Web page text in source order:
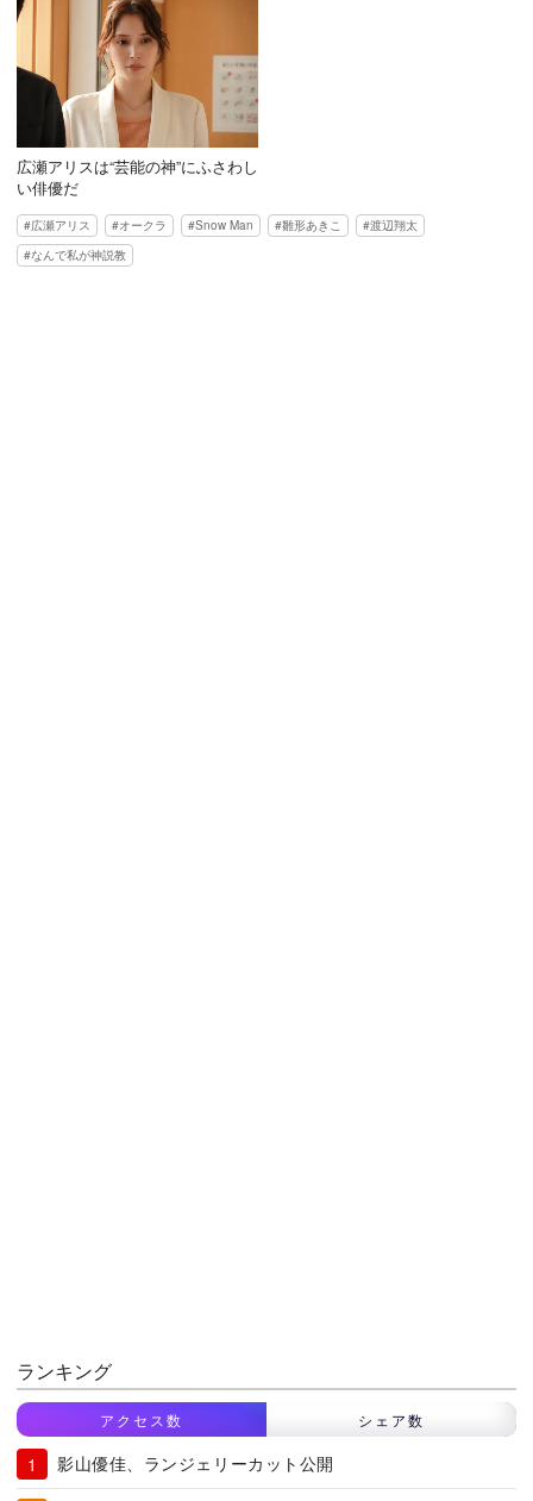
広瀬アリスは“芸能の神”にふさわし
い俳優だ
広瀬アリス オークラ Snow Man 雛形あきこ
渡辺翔太
なんで私が神説教
ランキング
アクセス数 シェア数
影山優佳、ランジェリーカット公開